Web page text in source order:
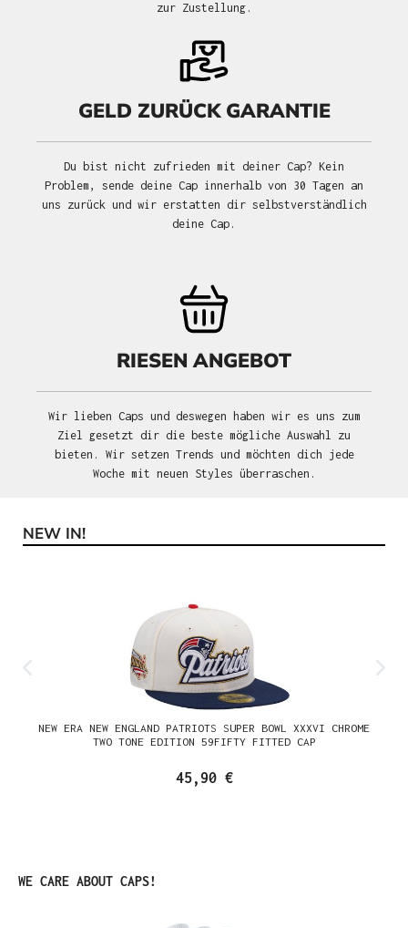
zur Zustellung.
GELD ZURÜCK GARANTIE
Du bist nicht zufrieden mit deiner Cap? Kein
Problem, sende deine Cap innerhalb von 30 Tagen an
uns zurück und wir erstatten dir selbstverständlich
deine Cap.
RIESEN ANGEBOT
Wir lieben Caps und deswegen haben wir es uns zum
Ziel gesetzt dir die beste mögliche Auswahl zu
bieten. Wir setzen Trends und möchten dich jede
Woche mit neuen Styles überraschen.
Produktgalerie überspringen
NEW IN!
NEW ERA NEW ENGLAND PATRIOTS SUPER BOWL XXXVI CHROME
TWO TONE EDITION 59FIFTY FITTED CAP
45,90 €
Produktgalerie überspringen
WE CARE ABOUT CAPS!